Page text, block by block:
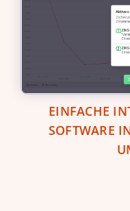
EINFACHE
SOFTWARE